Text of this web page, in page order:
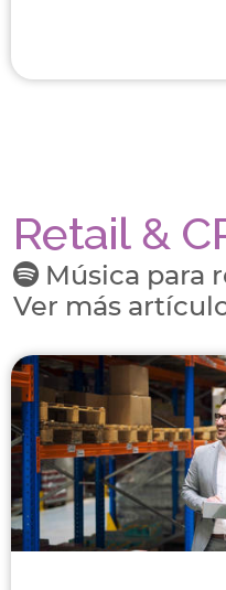
Retail &
Música para
Ver más